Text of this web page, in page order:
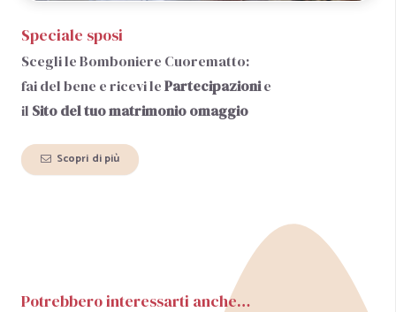
Speciale sposi
Scegli le Bomboniere Cuorematto:
fai del bene e ricevi lePartecipazionie
il Sito del tuo matrimonioomaggio
Scopri di più
Potrebbero interessarti anche…